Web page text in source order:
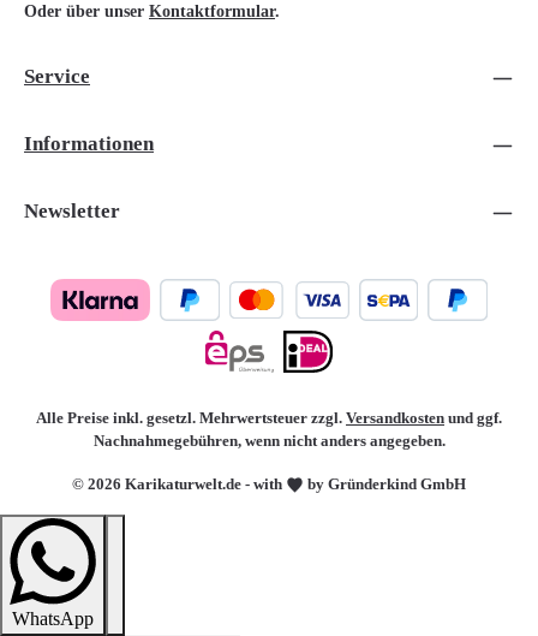
Oder über unser Kontaktformular.
Service
Informationen
Newsletter
© 2026 Karikaturwelt.de - with by Gründerkind GmbH
Alle Preise inkl. gesetzl. Mehrwertsteuer zzgl. Versandkosten und ggf.
Nachnahmegebühren, wenn nicht anders angegeben.
WhatsApp